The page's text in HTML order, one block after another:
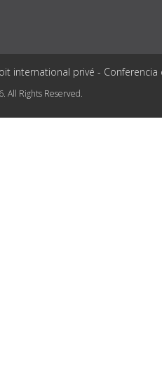
international privé -
All Rights Reserved.